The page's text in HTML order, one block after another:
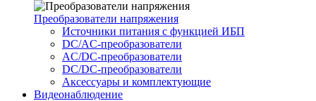
Преобразователи напряжения
Источники питания c функцией ИБП
DC/AC-преобразователи
AC/DC-преобразователи
DC/DC-преобразователи
Аксессуары и комплектующие
Видеонаблюдение